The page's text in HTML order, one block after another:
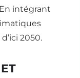
intégrant
2050.